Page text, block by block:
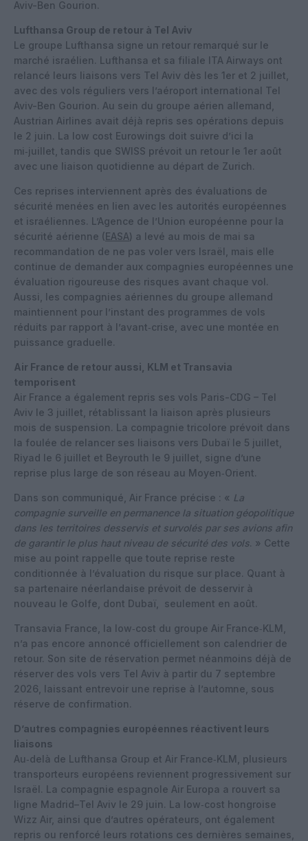
Aviv-Ben Gourion.
Lufthansa Group de retour à Tel Aviv
Le groupe Lufthansa signe un retour remarqué sur le
marché israélien. Lufthansa et sa filiale ITA Airways ont
relancé leurs liaisons vers Tel Aviv dès les 1er et 2 juillet,
avec des vols réguliers vers l’aéroport international Tel
Aviv-Ben Gourion. Au sein du groupe aérien allemand,
Austrian Airlines avait déjà repris ses opérations depuis
le 2 juin. La low cost Eurowings doit suivre d’ici la
mi‑juillet, tandis que SWISS prévoit un retour le 1er août
avec une liaison quotidienne au départ de Zurich.
Ces reprises interviennent après des évaluations de
sécurité menées en lien avec les autorités européennes
et israéliennes. L’Agence de l’Union européenne pour la
sécurité aérienne (EASA) a levé au mois de mai sa
recommandation de ne pas voler vers Israël, mais elle
continue de demander aux compagnies européennes une
évaluation rigoureuse des risques avant chaque vol.
Aussi, les compagnies aériennes du groupe allemand
maintiennent pour l’instant des programmes de vols
réduits par rapport à l’avant‑crise, avec une montée en
puissance graduelle.
Air France de retour aussi, KLM et Transavia
temporisent
Air France a également repris ses vols Paris-CDG – Tel
Aviv le 3 juillet, rétablissant la liaison après plusieurs
mois de suspension. La compagnie tricolore prévoit dans
la foulée de relancer ses liaisons vers Dubaï le 5 juillet,
Riyad le 6 juillet et Beyrouth le 9 juillet, signe d’une
reprise plus large de son réseau au Moyen‑Orient.
Dans son communiqué, Air France précise : « La
compagnie surveille en permanence la situation géopolitique
dans les territoires desservis et survolés par ses avions afin
de garantir le plus haut niveau de sécurité des vols. » Cette
mise au point rappelle que toute reprise reste
conditionnée à l’évaluation du risque sur place. Quant à
sa partenaire néerlandaise prévoit de desservir à
nouveau le Golfe, dont Dubaï, seulement en août.
Transavia France, la low‑cost du groupe Air France‑KLM,
n’a pas encore annoncé officiellement son calendrier de
retour. Son site de réservation permet néanmoins déjà de
réserver des vols vers Tel Aviv à partir du 7 septembre
2026, laissant entrevoir une reprise à l’automne, sous
réserve de confirmation.
D’autres compagnies européennes réactivent leurs
liaisons
Au‑delà de Lufthansa Group et Air France‑KLM, plusieurs
transporteurs européens reviennent progressivement sur
Israël. La compagnie espagnole Air Europa a rouvert sa
ligne Madrid–Tel Aviv le 29 juin. La low‑cost hongroise
Wizz Air, ainsi que d’autres opérateurs, ont également
repris ou renforcé leurs rotations ces dernières semaines,